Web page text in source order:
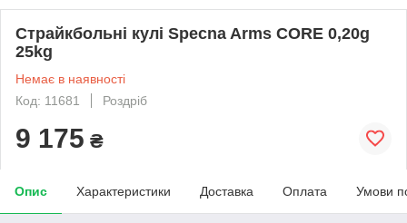
Страйкбольні кулі Specna Arms CORE 0,20g
25kg
Немає в наявності
Код: 11681
Роздріб
9 175 ₴
Опис Характеристики Доставка Оплата Умови